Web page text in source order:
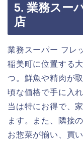
5. 業務スー
店
業務スーパー フレ
稲美町に位置する
つ。鮮魚や精肉が
頃な価格で手に入
当は特にお得で、
ます。また、隣接
お惣菜が揃い、買